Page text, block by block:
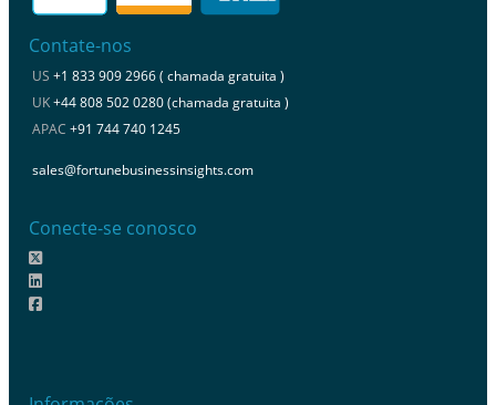
Contate-nos
US +1 833 909 2966 ( chamada gratuita )
UK+44 808 502 0280 (chamada gratuita )
APAC +91 744 740 1245
sales@fortunebusinessinsights.com
Conecte-se conosco